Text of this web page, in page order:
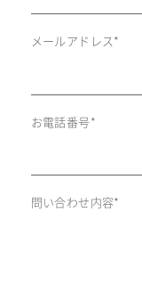
メールアドレス*
お電話番号*
問い合わせ内容*